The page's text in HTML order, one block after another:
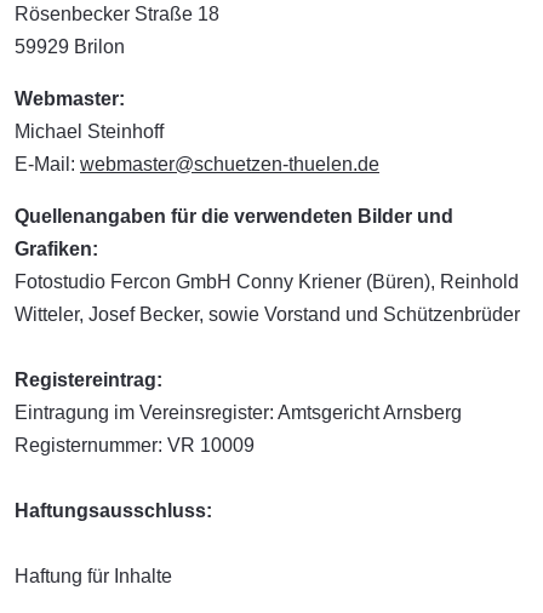
Rösenbecker Straße 18
59929 Brilon
Webmaster:
Michael Steinhoff
E-Mail: webmaster@schuetzen-thuelen.de
Quellenangaben für die verwendeten Bilder und
Grafiken:
Fotostudio Fercon GmbH Conny Kriener (Büren), Reinhold
Witteler, Josef Becker, sowie Vorstand und Schützenbrüder
Registereintrag:
Eintragung im Vereinsregister: Amtsgericht Arnsberg
Registernummer: VR 10009
Haftungsausschluss:
Haftung für Inhalte